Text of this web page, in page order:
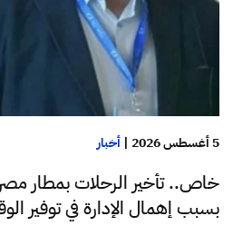
5 أغسطس 2026 | أخبار
خاص.. تأخير الرحلات بمطار
بسبب إهمال الإدارة في توفير